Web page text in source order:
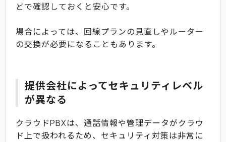
どで確認しておくと安心です。
場合によっては、回線プランの見直しやルーター
の交換が必要になることもあります。
提供会社によってセキュリティレベル
が異なる
クラウドPBXは、通話情報や管理データがクラウ
ド上で扱われるため、セキュリティ対策は非常に